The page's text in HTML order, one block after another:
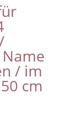
/ im
cm